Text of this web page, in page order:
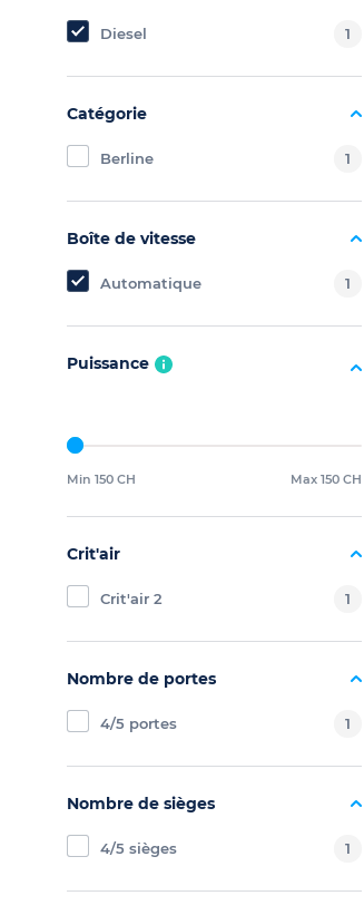
Diesel 1
Catégorie
Berline 1
Boîte de vitesse
Automatique 1
Puissance
Min 150 CH Max 150 CH
Crit'air
Crit'air 2 1
Nombre de portes
4/5 portes 1
Nombre de sièges
4/5 sièges 1